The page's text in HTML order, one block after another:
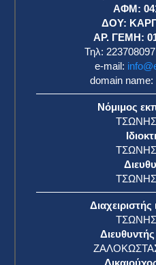
10 Ιουλίου 2024
Τουλάχιστον οκτώ
Μπέριλ που πλήττει τις
10 Ιουλίου 2024